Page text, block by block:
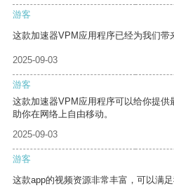
游客
这款加速器VPM应用程序已经为我们带
2025-09-03
游客
这款加速器VPM应用程序可以给你提
助你在网络上自由移动。
2025-09-03
游客
这款app的视频资源非常丰富，可以满足